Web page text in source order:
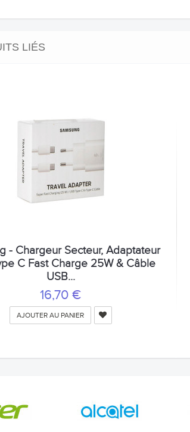
LIÉS
- Chargeur Secteur, Adaptateur
C Fast Charge 25W & Câble
USB...
16,70 €
AJOUTER AU PANIER